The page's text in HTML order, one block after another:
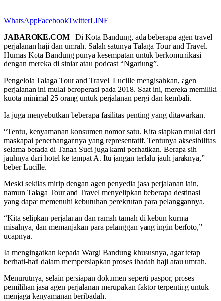
WhatsAppFacebookTwitterLINE
JABAROKE.COM– Di Kota Bandung, ada beberapa agen travel
perjalanan haji dan umrah. Salah satunya Talaga Tour and Travel.
Humas Kota Bandung punya kesempatan untuk berkomunikasi
dengan mereka di siniar atau podcast “Ngariung”.
Pengelola Talaga Tour and Travel, Lucille mengisahkan, agen
perjalanan ini mulai beroperasi pada 2018. Saat ini, mereka memiliki
kuota minimal 25 orang untuk perjalanan pergi dan kembali.
Ia juga menyebutkan beberapa fasilitas penting yang ditawarkan.
“Tentu, kenyamanan konsumen nomor satu. Kita siapkan mulai dari
maskapai penerbangannya yang representatif. Tentunya aksesibilitas
selama berada di Tanah Suci juga kami perhatikan. Berapa sih
jauhnya dari hotel ke tempat A. Itu jangan terlalu jauh jaraknya,”
beber Lucille.
Meski sekilas mirip dengan agen penyedia jasa perjalanan lain,
namun Talaga Tour and Travel menyelipkan beberapa destinasi
yang dapat memenuhi kebutuhan perekrutan para pelanggannya.
“Kita selipkan perjalanan dan ramah tamah di kebun kurma
misalnya, dan memanjakan para pelanggan yang ingin berfoto,”
ucapnya.
Ia mengingatkan kepada Wargi Bandung khususnya, agar tetap
berhati-hati dalam mempersiapkan proses ibadah haji atau umrah.
Menurutnya, selain persiapan dokumen seperti paspor, proses
pemilihan jasa agen perjalanan merupakan faktor terpenting untuk
menjaga kenyamanan beribadah.